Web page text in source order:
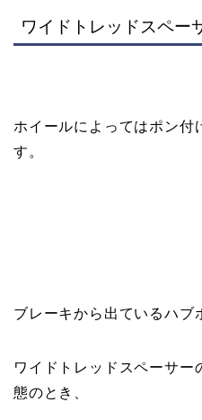
ワイドトレッドスペー
ホイールによってはポン付
す。
ブレーキから出ているハブ
ワイドトレッドスペーサー
態のとき、